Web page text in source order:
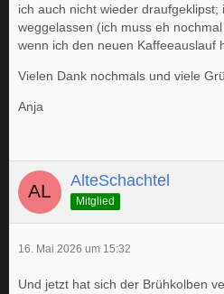
ich auch nicht wieder draufgeklipst;
weggelassen (ich muss eh
wenn ich den neuen Kaffeeauslauf
Vielen Dank nochmals und viele
Anja
AlteSchachtel
Mitglied
16. Mai 2026 um 15:32
Und jetzt hat sich der Brühkolben